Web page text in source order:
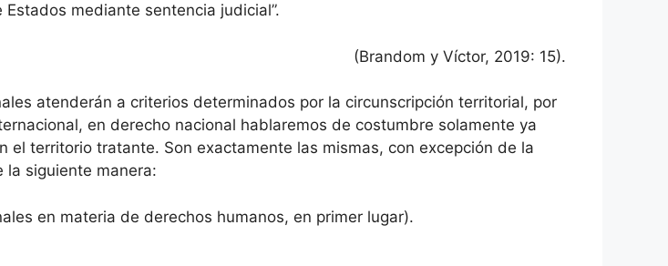
mediante sentencia judicial”.
(Brandom y Víctor, 2019: 15).
atenderán a criterios determinados por la circunscripción territorial, por
en derecho nacional hablaremos de costumbre solamente ya
territorio tratante. Son exactamente las mismas, con excepción de la
la siguiente manera:
en materia de derechos humanos, en primer lugar).